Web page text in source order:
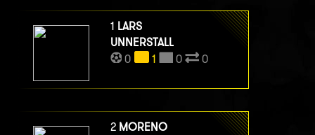
1 LARS
UNNERSTALL
0
1 0 0
2 MORENO